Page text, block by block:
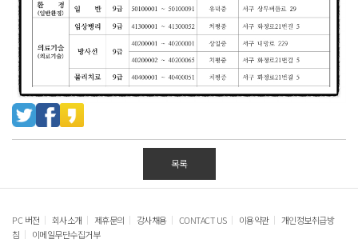
목록
PC 버전 | 회사소개 | 제휴문의 | 강사채용 | CONTACT US | 이용약관 | 개인정보취급방
침 | 이메일무단수집거부